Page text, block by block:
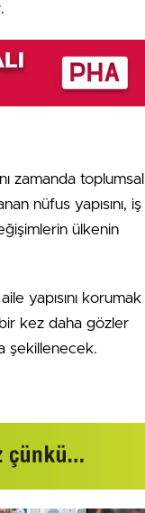
zamanda toplumsal
nüfus yapısını, iş
ülkenin
yapısını korumak
bir kez daha gözler
şekillenecek.